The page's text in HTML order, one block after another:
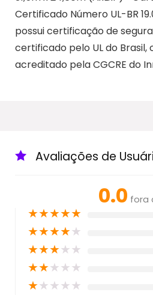
Certificado Número UL-BR
possui certificação de
certificado pelo UL do Brasil,
acreditado pela CGCRE do
Avaliações de
0.0 fora
★★★★★
★★★★★
★★★★★
★★★★★
★★★★★